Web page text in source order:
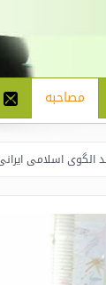
مصاحبه
پیشرفت / لاف